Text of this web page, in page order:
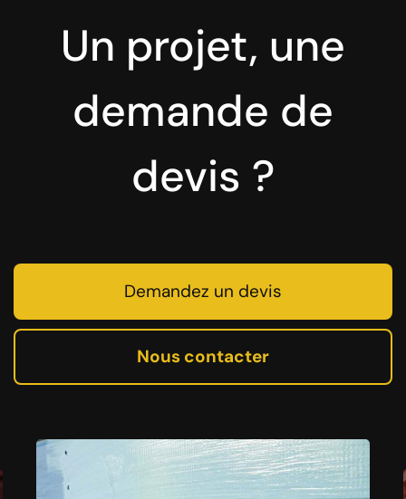
Un projet, une
demande de
devis ?
Demandez un devis
Nous contacter